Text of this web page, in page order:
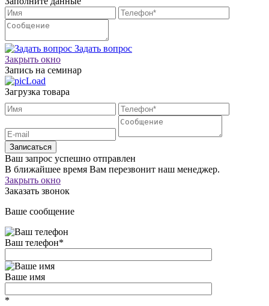
Задать вопрос
Закрыть окно
Запись на семинар
Загрузка товара
Записаться
Ваш запрос успешно отправлен
В ближайшее время Вам перезвонит наш менеджер.
Закрыть окно
Заказать звонок
Ваше сообщение
Ваш телефон*
Ваше имя
*